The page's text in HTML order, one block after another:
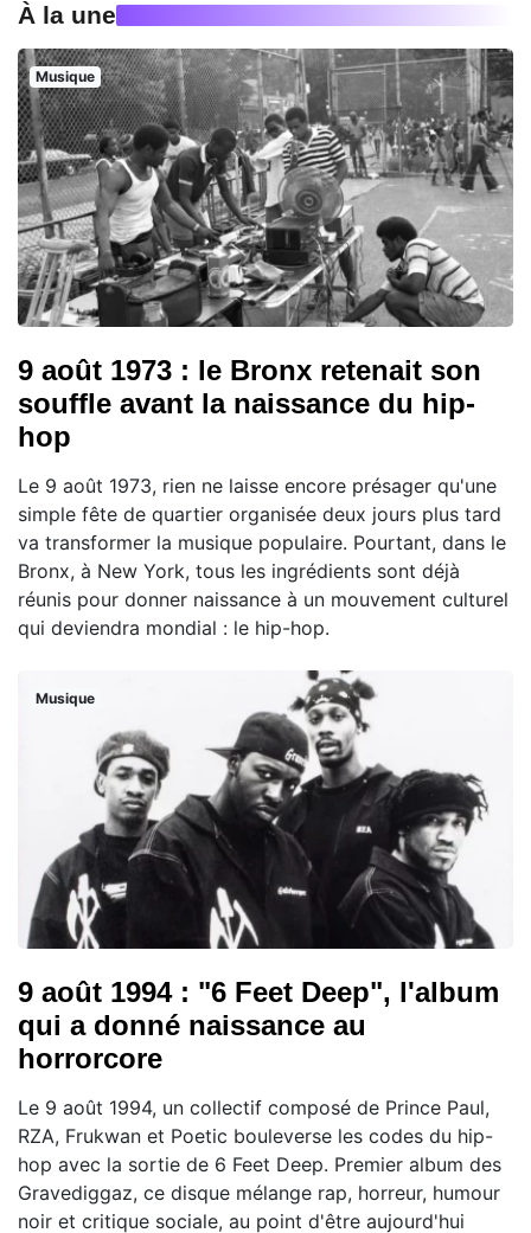
À la une
Musique
9 août 1973 : le Bronx retenait son
souffle avant la naissance du hip-
hop
Le 9 août 1973, rien ne laisse encore présager qu'une
simple fête de quartier organisée deux jours plus tard
va transformer la musique populaire. Pourtant, dans le
Bronx, à New York, tous les ingrédients sont déjà
réunis pour donner naissance à un mouvement culturel
qui deviendra mondial : le hip-hop.
Musique
9 août 1994 : "6 Feet Deep", l'album
qui a donné naissance au
horrorcore
Le 9 août 1994, un collectif composé de Prince Paul,
RZA, Frukwan et Poetic bouleverse les codes du hip-
hop avec la sortie de 6 Feet Deep. Premier album des
Gravediggaz, ce disque mélange rap, horreur, humour
noir et critique sociale, au point d'être aujourd'hui